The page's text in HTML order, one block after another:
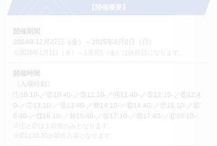
【開催概要】
開催期間
2024年12月27日（金）～2025年2月2日（日）
※2025年1月1日（水）～1月3日（金）は休館日になります。
開催時間
《入場時刻》
①10:10-／②10:40-／③11:10-／④11:40-／⑤12:10-／⑥12:4
0-／⑦13:10-／⑧13:40-／⑨14:10-／⑩14:40-／⑪15:10-／⑫
5:40-／⑬16:10-／⑭16:40-／⑮17:10-／⑯17:40-／⑰18:10-